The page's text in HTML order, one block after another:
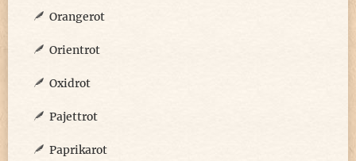
Orangerot
Orientrot
Oxidrot
Pajettrot
Paprikarot